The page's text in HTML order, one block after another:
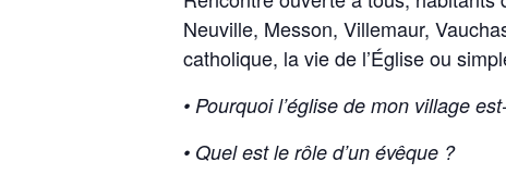
Neuville, Messon, Villemaur,
catholique, la vie de l’Église ou
• Pourquoi l’église de mon village
• Quel est le rôle d’un évêque ?